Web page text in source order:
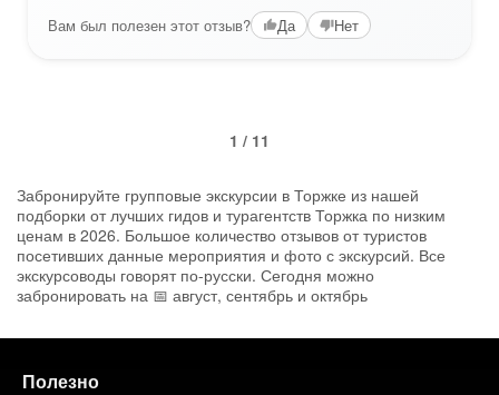
Вам был полезен этот отзыв? Да Нет
1 / 11
Забронируйте групповые экскурсии в Торжке из нашей
подборки от лучших гидов и турагентств Торжка по низким
ценам в 2026. Большое количество отзывов от туристов
посетивших данные мероприятия и фото с экскурсий. Все
экскурсоводы говорят по-русски. Сегодня можно
забронировать на 📅 август, сентябрь и октябрь
Полезно